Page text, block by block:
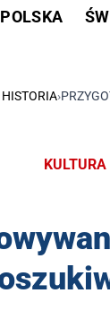
POLSKA
HISTORIA›